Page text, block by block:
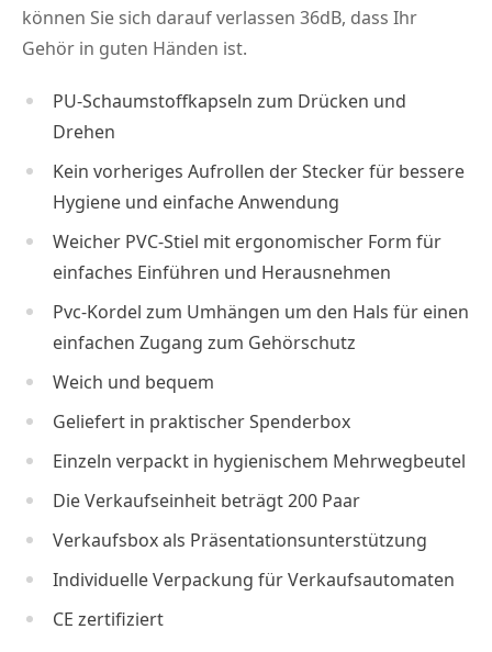
können Sie sich darauf verlassen 36dB, dass Ihr
Gehör in guten Händen ist.
PU-Schaumstoffkapseln zum Drücken und
Drehen
Kein vorheriges Aufrollen der Stecker für bessere
Hygiene und einfache Anwendung
Weicher PVC-Stiel mit ergonomischer Form für
einfaches Einführen und Herausnehmen
Pvc-Kordel zum Umhängen um den Hals für einen
einfachen Zugang zum Gehörschutz
Weich und bequem
Geliefert in praktischer Spenderbox
Einzeln verpackt in hygienischem Mehrwegbeutel
Die Verkaufseinheit beträgt 200 Paar
Verkaufsbox als Präsentationsunterstützung
Individuelle Verpackung für Verkaufsautomaten
CE zertifiziert